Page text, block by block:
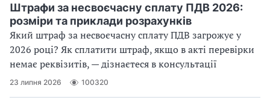
Штрафи за несвоєчасну сплату ПДВ 2026:
розміри та приклади розрахунків
Який штраф за несвоєчасну сплату ПДВ загрожує у
2026 році? Як сплатити штраф, якщо в акті перевірки
немає реквізитів, — дізнаєтеся в консультації
23 липня 2026 100320